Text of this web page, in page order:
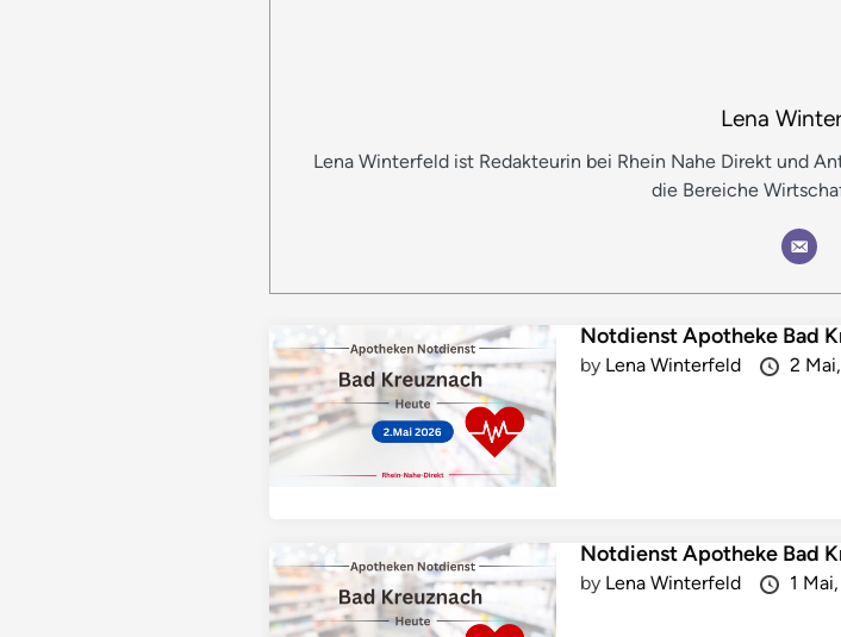
Lena
Lena Winterfeld ist Redakteurin bei Rhein Nahe Direkt und
die Bereiche
Notdienst Apotheke Bad
by Lena Winterfeld 2
Notdienst Apotheke Bad
by Lena Winterfeld 1